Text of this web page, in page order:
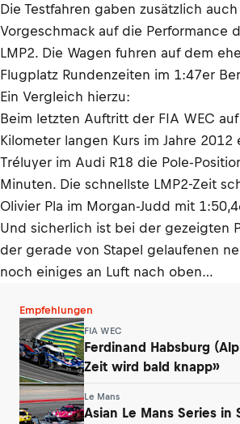
Die Testfahren gaben zusätzlich
Vorgeschmack auf die Performance
LMP2. Die Wagen fuhren auf dem
Flugplatz Rundenzeiten im 1:47er
Ein Vergleich hierzu:
Beim letzten Auftritt der FIA WEC
Kilometer langen Kurs im Jahre 2012
Tréluyer im Audi R18 die Pole-
Minuten. Die schnellste LMP2-Zeit
Olivier Pla im Morgan-Judd mit
Und sicherlich ist bei der gezeigten
der gerade von Stapel gelaufenen
noch einiges an Luft nach oben…
Empfehlungen
FIA WEC
Ferdinand Habsburg
Zeit wird bald knapp»
Le Mans
Asian Le Mans Series in